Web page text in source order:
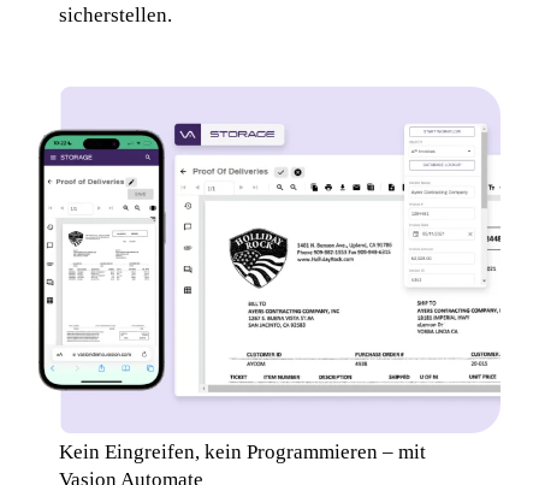
sicherstellen.
Kein Eingreifen, kein Programmieren – mit
Vasion Automate